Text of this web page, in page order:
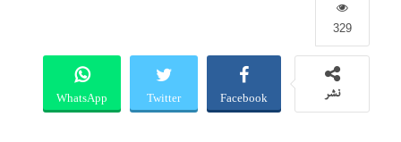
329
نشر Facebook
Twitter
WhatsApp